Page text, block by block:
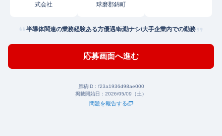
式会社
球磨郡錦町
半導体関連の業務経験ある方優遇/転勤ナシ/大手企業内での勤務
応募画面へ進む
原稿ID： f23a1936d98ae000
掲載開始日： 2026/05/09（土）
問題を報告する